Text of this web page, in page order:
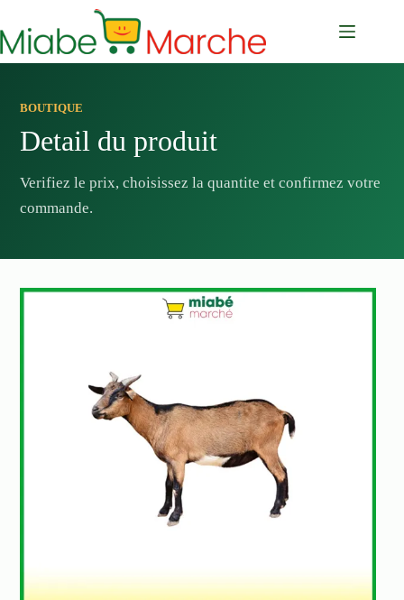
contenu
BOUTIQUE
Detail du produit
Verifiez le prix, choisissez la quantite et confirmez votre
commande.